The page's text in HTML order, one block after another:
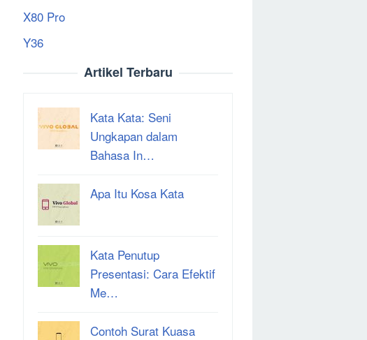
X80 Pro
Y36
Artikel Terbaru
Kata Kata: Seni
Ungkapan dalam
Bahasa In…
Apa Itu Kosa Kata
Kata Penutup
Presentasi: Cara Efektif
Me…
Contoh Surat Kuasa